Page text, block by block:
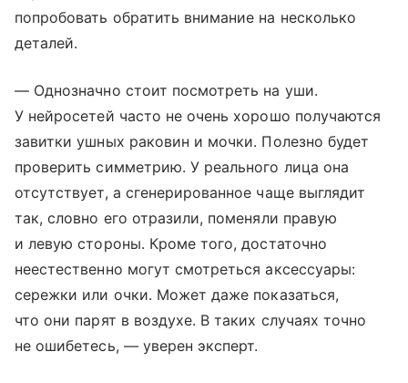
попробовать обратить внимание на несколько
деталей.
— Однозначно стоит посмотреть на уши.
У нейросетей часто не очень хорошо получаются
завитки ушных раковин и мочки. Полезно будет
проверить симметрию. У реального лица она
отсутствует, а сгенерированное чаще выглядит
так, словно его отразили, поменяли правую
и левую стороны. Кроме того, достаточно
неестественно могут смотреться аксессуары:
сережки или очки. Может даже показаться,
что они парят в воздухе. В таких случаях точно
не ошибетесь, — уверен эксперт.